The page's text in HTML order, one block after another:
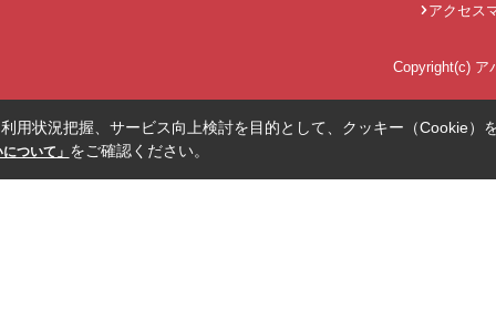
アクセス
Copyright(c)
用状況把握、サービス向上検討を目的として、クッキー（Cookie）
ついて」 をご確認ください。